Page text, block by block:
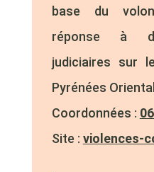
base du
réponse à
judiciaires sur
Pyrénées
Coordonnées :
Site : violences-